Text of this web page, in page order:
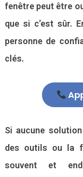
fenêtre peut être
que si c’est sûr.
personne de
clés.
Si aucune
des outils ou la
souvent et